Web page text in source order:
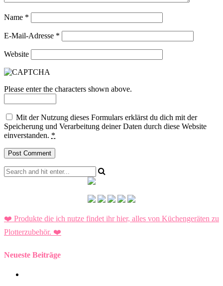
Name *
E-Mail-Adresse *
Website
Please enter the characters shown above.
Mit der Nutzung dieses Formulars erklärst du dich mit der
Speicherung und Verarbeitung deiner Daten durch diese Website
einverstanden. *
❤️ Produkte die ich nutze findet ihr hier, alles von Küchengeräten zu
Plotterzubehör. ❤️
Neueste Beiträge